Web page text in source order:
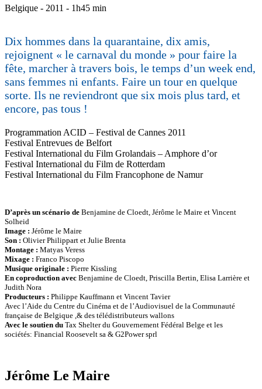
Belgique - 2011 - 1h45 min
Dix hommes dans la quarantaine, dix amis,
rejoignent « le carnaval du monde » pour faire la
fête, marcher à travers bois, le temps d’un week end,
sans femmes ni enfants. Faire un tour en quelque
sorte. Ils ne reviendront que six mois plus tard, et
encore, pas tous !
Programmation ACID – Festival de Cannes 2011
Festival Entrevues de Belfort
Festival International du Film Grolandais – Amphore d’or
Festival International du Film de Rotterdam
Festival International du Film Francophone de Namur
D’après un scénario de Benjamine de Cloedt, Jérôme le Maire et Vincent
Solheid
Image : Jérôme le Maire
Son : Olivier Philippart et Julie Brenta
Montage : Matyas Veress
Mixage : Franco Piscopo
Musique originale : Pierre Kissling
En coproduction avec Benjamine de Cloedt, Priscilla Bertin, Elisa Larrière et
Judith Nora
Producteurs : Philippe Kauffmann et Vincent Tavier
Avec l’Aide du Centre du Cinéma et de l’Audiovisuel de la Communauté
française de Belgique ,& des télédistributeurs wallons
Avec le soutien du Tax Shelter du Gouvernement Fédéral Belge et les
sociétés: Financial Roosevelt sa & G2Power sprl
Jérôme Le Maire